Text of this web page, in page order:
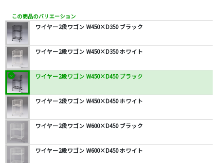
この商品のバリエーション
ワイヤー2段ワゴン W450×D350 ブラック
ワイヤー2段ワゴン W450×D350 ホワイト
ワイヤー2段ワゴン W450×D450 ブラック
ワイヤー2段ワゴン W450×D450 ホワイト
ワイヤー2段ワゴン W600×D450 ブラック
ワイヤー2段ワゴン W600×D450 ホワイト